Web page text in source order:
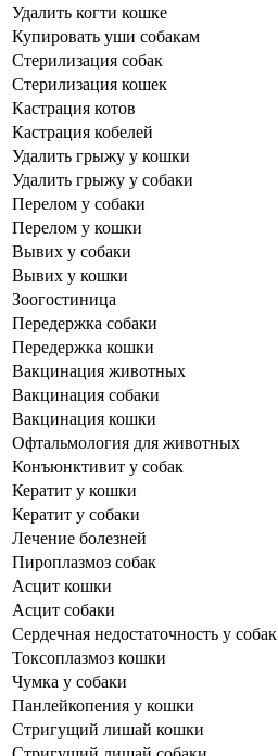
Удалить когти кошке
Купировать уши собакам
Стерилизация собак
Стерилизация кошек
Кастрация котов
Кастрация кобелей
Удалить грыжу у кошки
Удалить грыжу у собаки
Перелом у собаки
Перелом у кошки
Вывих у собаки
Вывих у кошки
Зоогостиница
Передержка собаки
Передержка кошки
Вакцинация животных
Вакцинация собаки
Вакцинация кошки
Офтальмология для животных
Конъюнктивит у собак
Кератит у кошки
Кератит у собаки
Лечение болезней
Пироплазмоз собак
Асцит кошки
Асцит собаки
Сердечная недостаточность у собак
Токсоплазмоз кошки
Чумка у собаки
Панлейкопения у кошки
Стригущий лишай кошки